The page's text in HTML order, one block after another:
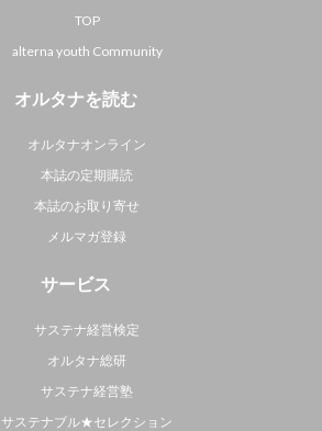
TOP
alterna youth Community
オルタナを読む
オルタナオンライン
本誌の定期購読
本誌のお取り寄せ
メルマガ登録
サービス
サステナ経営検定
オルタナ総研
サステナ経営塾
サステナブル★セレクション